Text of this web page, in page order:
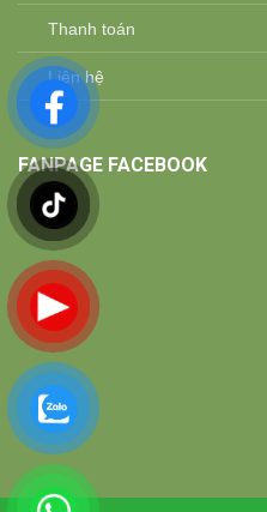
Thanh toán
Liên hệ
FANPAGE FACEBOOK